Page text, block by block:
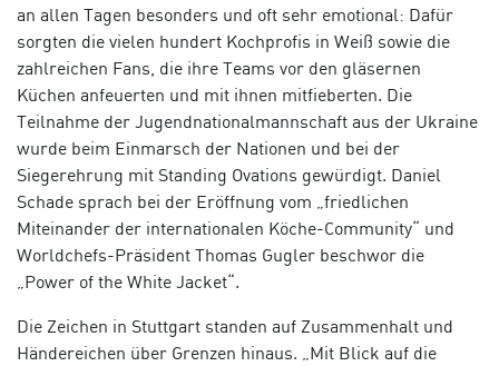
an allen Tagen besonders und oft sehr emotional: Dafür
sorgten die vielen hundert Kochprofis in Weiß sowie die
zahlreichen Fans, die ihre Teams vor den gläsernen
Küchen anfeuerten und mit ihnen mitfieberten. Die
Teilnahme der Jugendnationalmannschaft aus der Ukraine
wurde beim Einmarsch der Nationen und bei der
Siegerehrung mit Standing Ovations gewürdigt. Daniel
Schade sprach bei der Eröffnung vom „friedlichen
Miteinander der internationalen Köche-Community“ und
Worldchefs-Präsident Thomas Gugler beschwor die
„Power of the White Jacket“.
Die Zeichen in Stuttgart standen auf Zusammenhalt und
Händereichen über Grenzen hinaus. „Mit Blick auf die